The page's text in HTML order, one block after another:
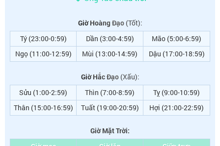
Giờ Hoàng Đạo(Tốt):
Tý (23:00-0:59)
Dần (3:00-4:59)
Mão (5:00-6:59)
Ngọ (11:00-12:59)
Mùi (13:00-14:59) Dậu (17:00-18:59)
Giờ Hắc Đạo(Xấu):
Sửu (1:00-2:59)
Thìn (7:00-8:59)
Tỵ (9:00-10:59)
Thân (15:00-16:59)
Tuất (19:00-20:59) Hợi (21:00-22:59)
Giờ Mặt Trời: